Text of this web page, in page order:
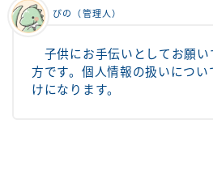
子供にお手伝いとしてお願い
方です。個人情報の扱いについ
けになります。
ぴの（管理人）